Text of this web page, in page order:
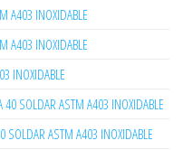
A403 INOXIDABLE
A403 INOXIDABLE
INOXIDABLE
SOLDAR ASTM A403 INOXIDABLE
SOLDAR ASTM A403 INOXIDABLE